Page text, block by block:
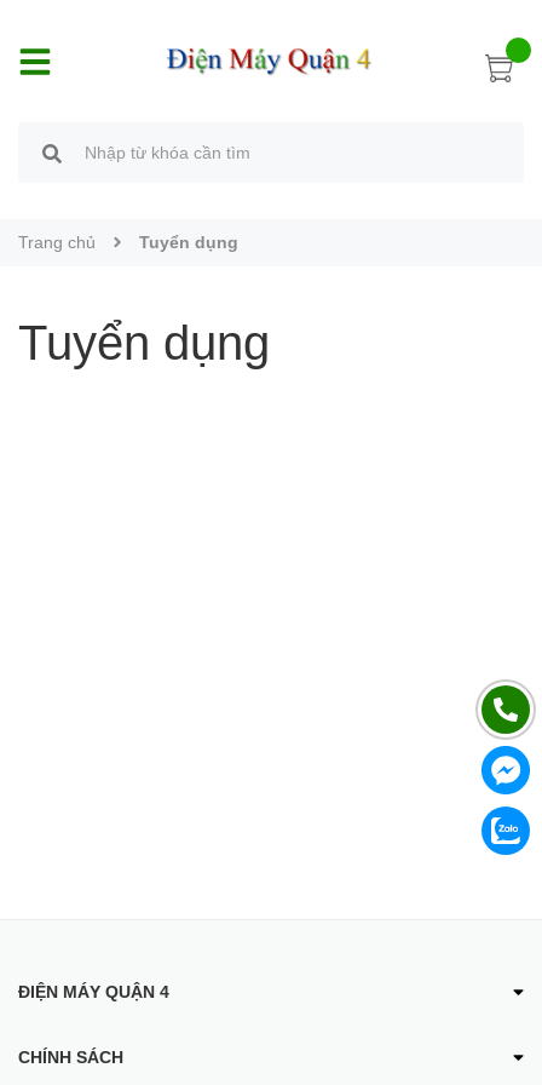
Trang chủ Tuyển dụng
Tuyển dụng
ĐIỆN MÁY QUẬN 4
CHÍNH SÁCH